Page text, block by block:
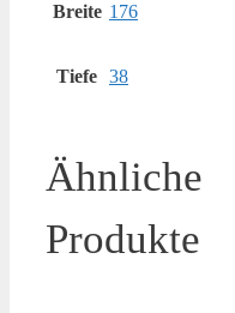
Breite 176
Tiefe 38
Ähnliche
Produkte